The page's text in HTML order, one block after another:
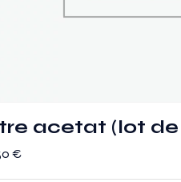
acetat (lot de
€